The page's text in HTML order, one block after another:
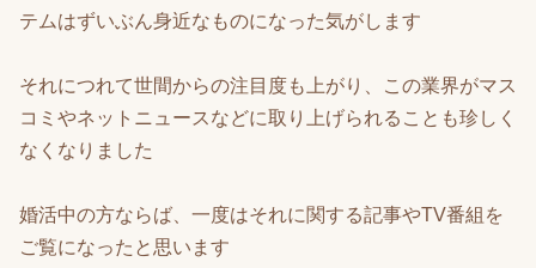
テムはずいぶん身近なものになった気がします
それにつれて世間からの注目度も上がり、この業界がマス
コミやネットニュースなどに取り上げられることも珍しく
なくなりました
婚活中の方ならば、一度はそれに関する記事やTV番組を
ご覧になったと思います